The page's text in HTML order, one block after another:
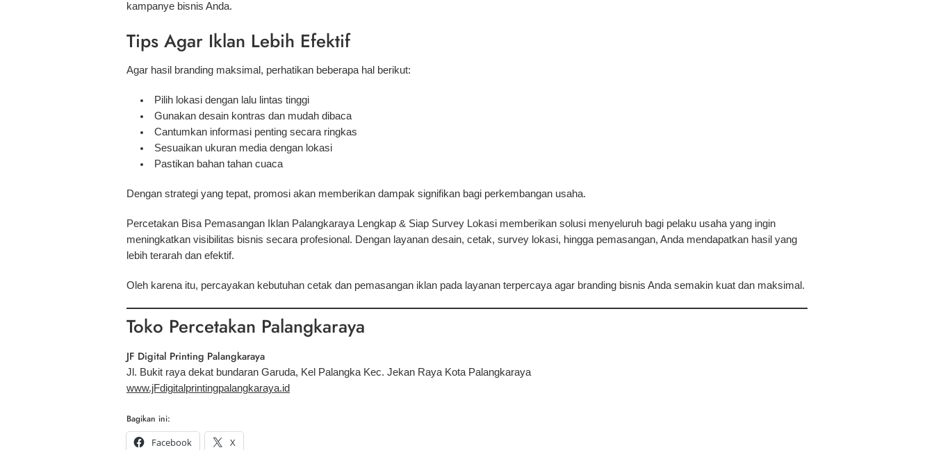
kampanye bisnis Anda.
Tips Agar Iklan Lebih Efektif
Agar hasil branding maksimal, perhatikan beberapa hal berikut:
Pilih lokasi dengan lalu lintas tinggi
Gunakan desain kontras dan mudah dibaca
Cantumkan informasi penting secara ringkas
Sesuaikan ukuran media dengan lokasi
Pastikan bahan tahan cuaca
Dengan strategi yang tepat, promosi akan memberikan dampak signifikan bagi perkembangan usaha.
Percetakan Bisa Pemasangan Iklan Palangkaraya Lengkap & Siap Survey Lokasi memberikan solusi menyeluruh bagi pelaku usaha yang ingin
meningkatkan visibilitas bisnis secara profesional. Dengan layanan desain, cetak, survey lokasi, hingga pemasangan, Anda mendapatkan hasil yang
lebih terarah dan efektif.
Oleh karena itu, percayakan kebutuhan cetak dan pemasangan iklan pada layanan terpercaya agar branding bisnis Anda semakin kuat dan maksimal.
Toko Percetakan Palangkaraya
JF Digital Printing Palangkaraya
Jl. Bukit raya dekat bundaran Garuda, Kel Palangka Kec. Jekan Raya Kota Palangkaraya
www.jFdigitalprintingpalangkaraya.id
Bagikan ini:
Facebook
X